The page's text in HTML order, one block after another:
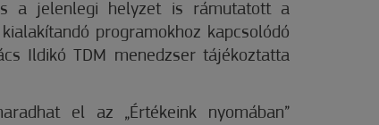
a jelenlegi helyzet is rámutatott a
programokhoz kapcsolódó
Ildikó TDM menedzser tájékoztatta
el az „Értékeink nyomában”